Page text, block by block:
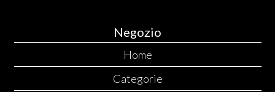
Negozio
Home
Categorie